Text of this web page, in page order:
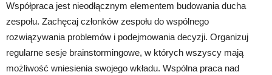
Współpraca jest nieodłącznym elementem budowania ducha
zespołu. Zachęcaj członków zespołu do wspólnego
rozwiązywania problemów i podejmowania decyzji. Organizuj
regularne sesje brainstormingowe, w których wszyscy mają
możliwość wniesienia swojego wkładu. Wspólna praca nad